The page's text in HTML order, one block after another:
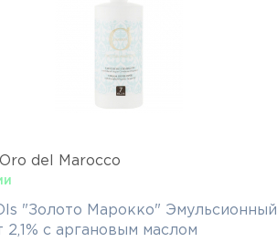
del Marocco
"Золото Марокко" Эмульсионный
2,1% с аргановым маслом